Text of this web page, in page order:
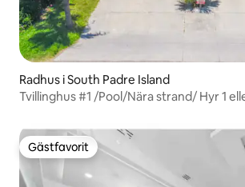
Radhus i South Padre Island
Tvillinghus #1 /Pool/Nära strand/ Hyr 1
Gästfavorit
Gästfavorit